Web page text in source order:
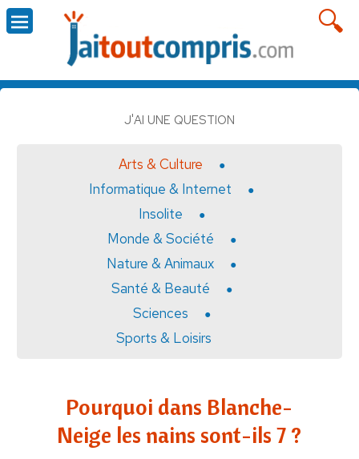
J'AI UNE QUESTION
Arts & Culture
Informatique & Internet
Insolite
Monde & Société
Nature & Animaux
Santé & Beauté
Sciences
Sports & Loisirs
Pourquoi dans Blanche-
Neige les nains sont-ils 7 ?